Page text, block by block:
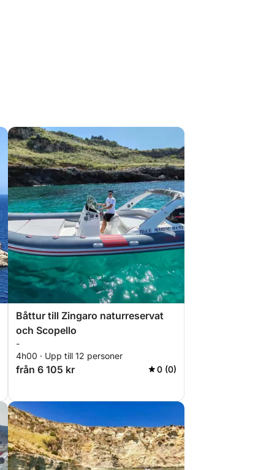
Båttur till Zingaro naturreservat
och Scopello
-
4h00 · Upp till 12 personer
från 6 105 kr 0 (0)